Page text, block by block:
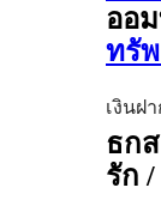
ออ
ทรั
เงินฝ
ธก
รัก